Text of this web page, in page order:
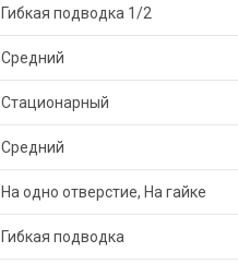
Гибкая подводка 1/2
Средний
Стационарный
Средний
На одно отверстие, На гайке
Гибкая подводка